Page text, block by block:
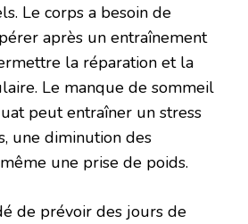
Le corps a besoin de
après un entraînement
la réparation et la
Le manque de sommeil
peut entraîner un stress
une diminution des
une prise de poids.
de prévoir des jours de